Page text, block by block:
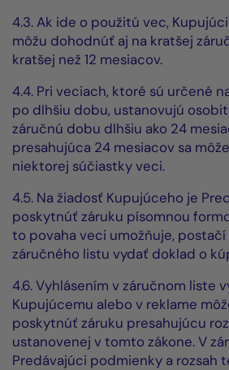
4.3. Ak ide o použitú vec,
môžu dohodnúť aj na kratšej
kratšej než 12 mesiacov.
4.4. Pri veciach, ktoré sú určené
po dlhšiu dobu, ustanovujú
záručnú dobu dlhšiu ako 24
presahujúca 24 mesiacov sa
niektorej súčiastky veci.
4.5. Na žiadosť Kupujúceho je
poskytnúť záruku písomnou
to povaha veci umožňuje,
záručného listu vydať doklad o
4.6. Vyhlásením v záručnom liste
Kupujúcemu alebo v reklame
poskytnúť záruku presahujúcu
ustanovenej v tomto zákone. V
Predávajúci podmienky a rozsah